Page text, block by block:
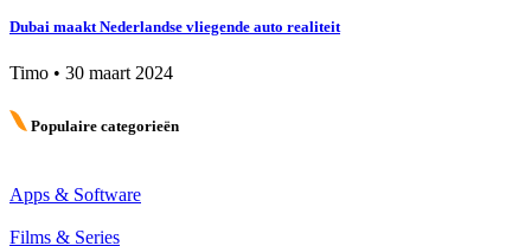
Dubai maakt Nederlandse vliegende auto realiteit
Timo • 30 maart 2024
Populaire categorieën
Apps & Software
Films & Series